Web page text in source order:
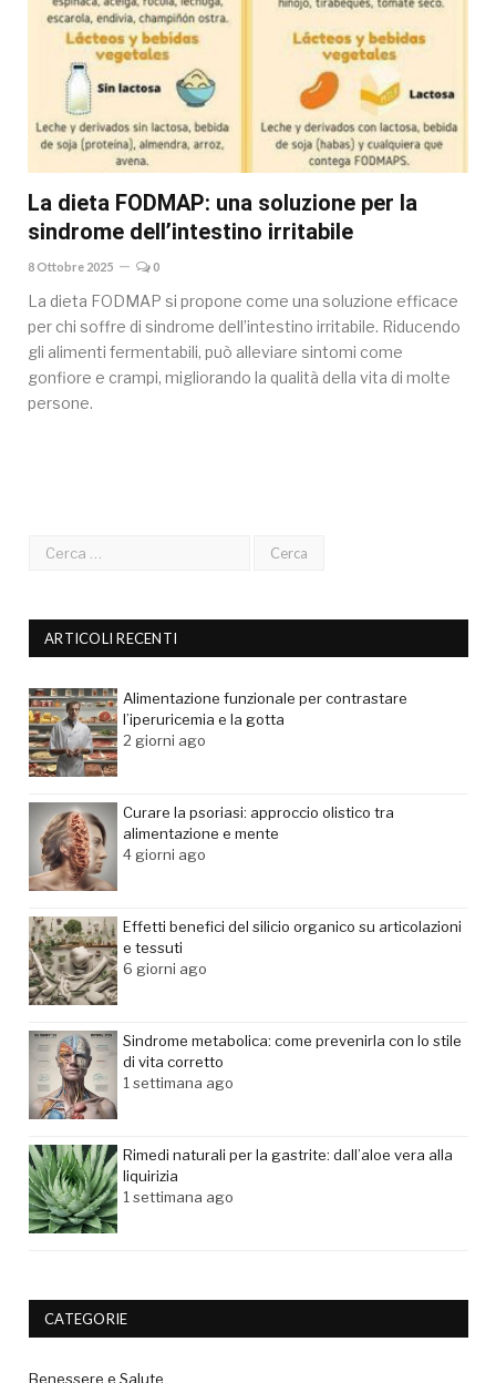
La dieta FODMAP: una soluzione per la
sindrome dell’intestino irritabile
8 Ottobre 2025 0
La dieta FODMAP si propone come una soluzione efficace
per chi soffre di sindrome dell’intestino irritabile. Riducendo
gli alimenti fermentabili, può alleviare sintomi come
gonfiore e crampi, migliorando la qualità della vita di molte
persone.
ARTICOLI RECENTI
Alimentazione funzionale per contrastare
l’iperuricemia e la gotta
2 giorni ago
Curare la psoriasi: approccio olistico tra
alimentazione e mente
4 giorni ago
Effetti benefici del silicio organico su articolazioni
e tessuti
6 giorni ago
Sindrome metabolica: come prevenirla con lo stile
di vita corretto
1 settimana ago
Rimedi naturali per la gastrite: dall’aloe vera alla
liquirizia
1 settimana ago
CATEGORIE
Benessere e Salute